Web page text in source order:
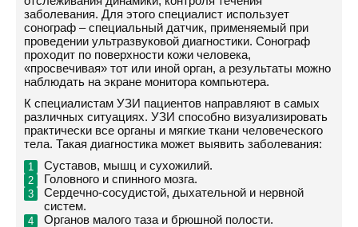
заболевания. Для этого специалист использует
сонограф – специальный датчик, применяемый при
проведении ультразвуковой диагностики. Сонограф
проходит по поверхности кожи человека,
«просвечивая» тот или иной орган, а результаты можно
наблюдать на экране монитора компьютера.
К специалистам УЗИ пациентов направляют в самых
различных ситуациях. УЗИ способно визуализировать
практически все органы и мягкие ткани человеческого
тела. Такая диагностика может выявить заболевания:
Суставов, мышц и сухожилий.
Головного и спинного мозга.
Сердечно-сосудистой, дыхательной и нервной
систем.
Органов малого таза и брюшной полости.